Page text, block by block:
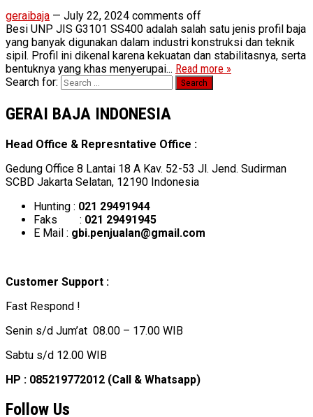
geraibaja — July 22, 2024 comments off
Besi UNP JIS G3101 SS400 adalah salah satu jenis profil baja
yang banyak digunakan dalam industri konstruksi dan teknik
sipil. Profil ini dikenal karena kekuatan dan stabilitasnya, serta
bentuknya yang khas menyerupai... Read more »
Search for:
GERAI BAJA INDONESIA
Head Office & Represntative Office :
Gedung Office 8 Lantai 18 A Kav. 52-53 Jl. Jend. Sudirman
SCBD Jakarta Selatan, 12190 Indonesia
Hunting : 021 29491944
Faks : 021 29491945
E Mail : gbi.penjualan@gmail.com
Customer Support :
Fast Respond !
Senin s/d Jum’at 08.00 – 17.00 WIB
Sabtu s/d 12.00 WIB
HP : 085219772012 (Call & Whatsapp)
Follow Us